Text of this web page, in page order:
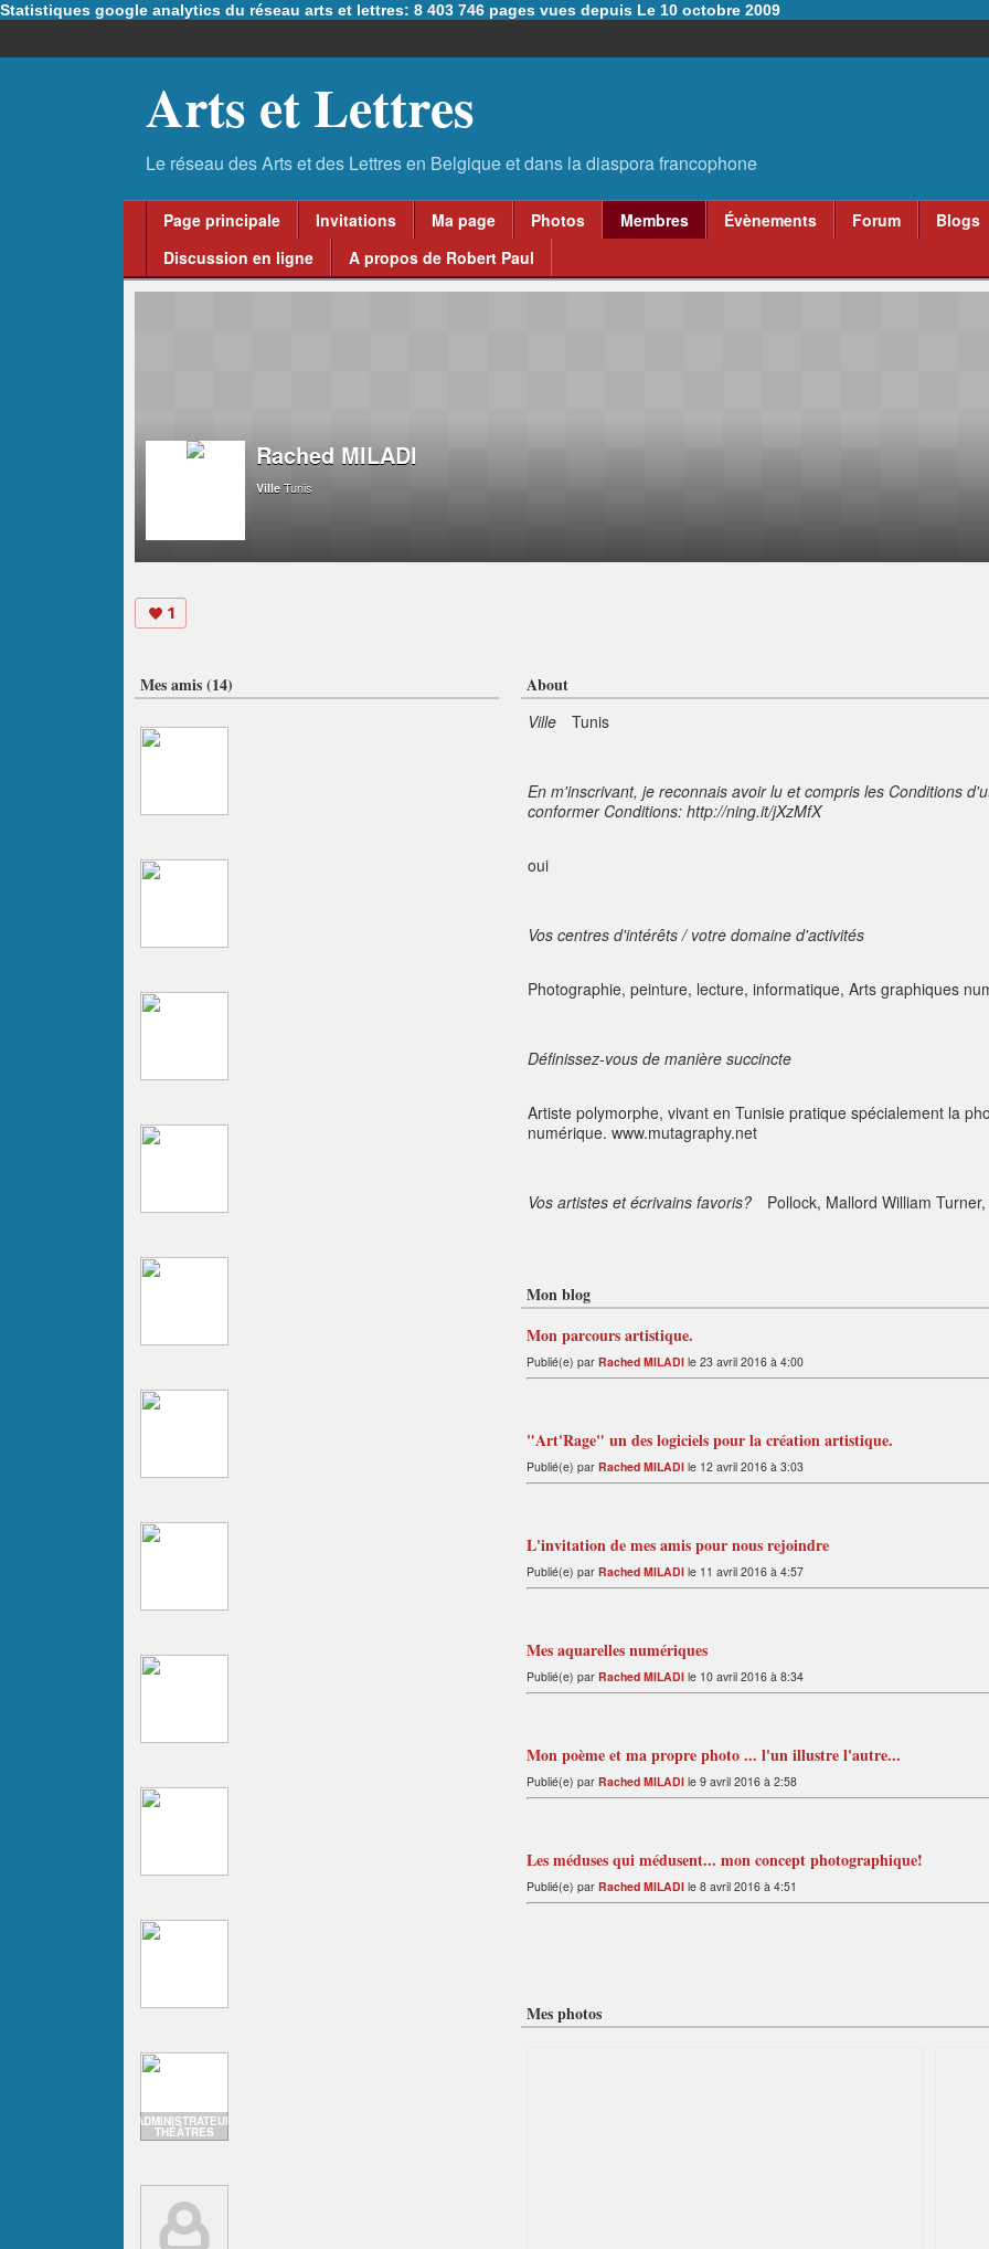
Statistiques google analytics du réseau arts et lettres: 8 403 746 pages vues depuis Le 10 octobre 2009
Arts et Lettres
Page principale Invitations Ma page Photos Membres Évènements Forum Blogs
Discussion en ligne
A propos de Robert Paul
Rached MILADI
Ville Tunis
1
About
Ville Tunis
En m'inscrivant, je reconnais avoir lu et compris les Conditions
conformer Conditions: http://ning.it/jXzMfX
oui
Vos centres d'intérêts / votre domaine d'activités
Photographie, peinture, lecture, informatique, Arts graphiques
Définissez-vous de manière succincte
Artiste polymorphe, vivant en Tunisie pratique spécialement la
numérique. www.mutagraphy.net
Vos artistes et écrivains favoris? Pollock, Mallord William
Mon blog
Mon parcours artistique.
Publié(e) par Rached MILADI le 23 avril 2016 à 4:00
"Art'Rage" un des logiciels pour la création artistique.
Publié(e) par Rached MILADI le 12 avril 2016 à 3:03
L'invitation de mes amis pour nous rejoindre
Publié(e) par Rached MILADI le 11 avril 2016 à 4:57
Mes aquarelles numériques
Publié(e) par Rached MILADI le 10 avril 2016 à 8:34
Mon poème et ma propre photo ... l'un illustre l'autre...
Publié(e) par Rached MILADI le 9 avril 2016 à 2:58
Les méduses qui médusent... mon concept photographique!
Publié(e) par Rached MILADI le 8 avril 2016 à 4:51
Mes photos
Mes amis (14)
ADMINISTRATEUR
THÉÂTRES